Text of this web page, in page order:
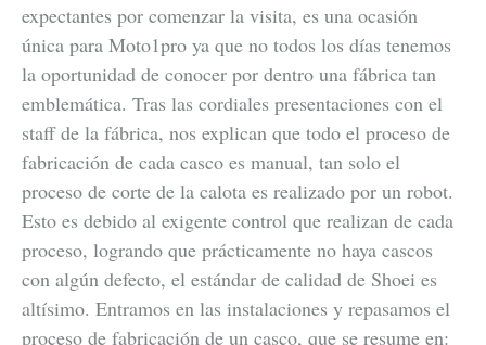
expectantes por comenzar la visita, es una ocasión
única para Moto1pro ya que no todos los días tenemos
la oportunidad de conocer por dentro una fábrica tan
emblemática. Tras las cordiales presentaciones con el
staff de la fábrica, nos explican que todo el proceso de
fabricación de cada casco es manual, tan solo el
proceso de corte de la calota es realizado por un robot.
Esto es debido al exigente control que realizan de cada
proceso, logrando que prácticamente no haya cascos
con algún defecto, el estándar de calidad de Shoei es
altísimo. Entramos en las instalaciones y repasamos el
proceso de fabricación de un casco, que se resume en: